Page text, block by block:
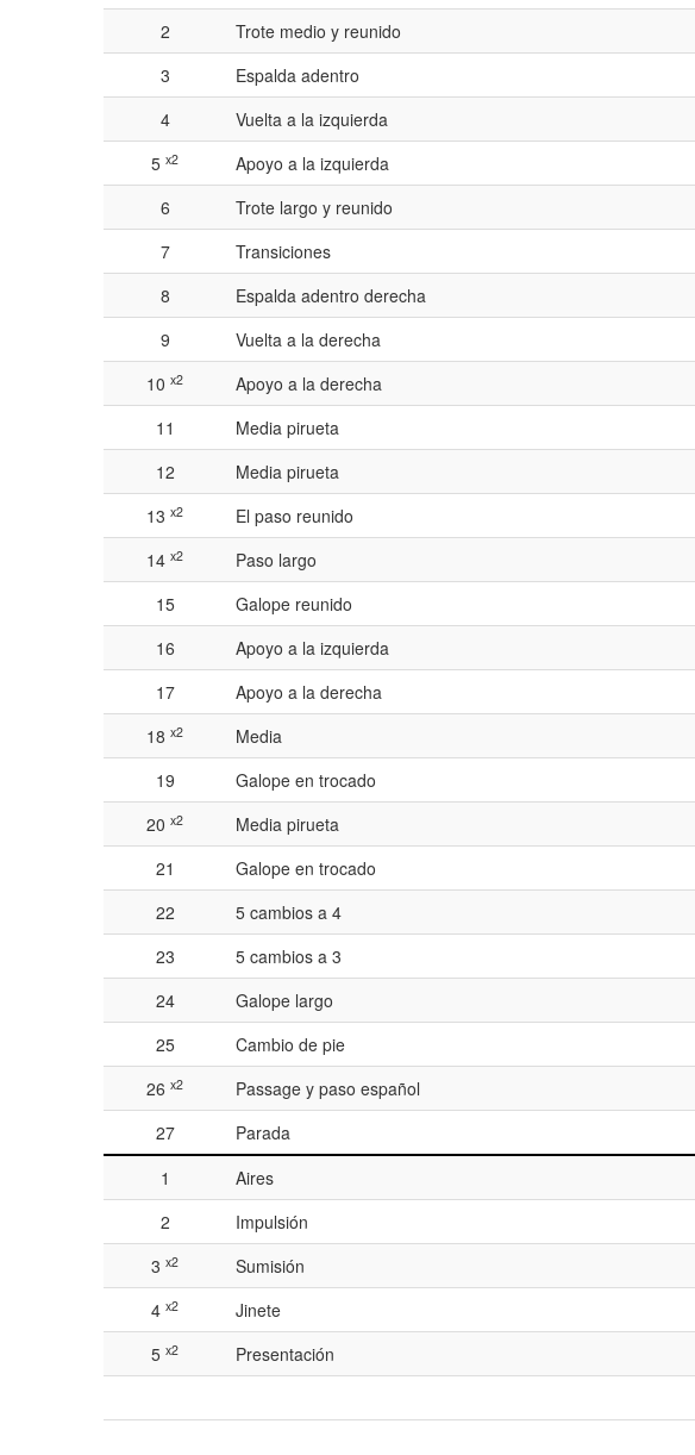
2 Trote medio y reunido
3 Espalda adentro
4 Vuelta a la izquierda
5 x2 Apoyo a la izquierda
6 Trote largo y reunido
7 Transiciones
8 Espalda adentro derecha
9 Vuelta a la derecha
10 x2 Apoyo a la derecha
11 Media pirueta
12 Media pirueta
13 x2 El paso reunido
14 x2 Paso largo
15 Galope reunido
16 Apoyo a la izquierda
17 Apoyo a la derecha
18 x2 Media
19 Galope en trocado
20 x2 Media pirueta
21 Galope en trocado
22 5 cambios a 4
23 5 cambios a 3
24 Galope largo
25 Cambio de pie
26 x2 Passage y paso español
27 Parada
1 Aires
2 Impulsión
3 x2 Sumisión
4 x2 Jinete
5 x2 Presentación